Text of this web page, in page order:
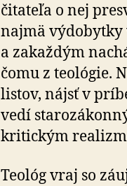
čitateľa o nej
najmä výdo­bytky
a za­kaž­dým
čomu z teo­lógie.
listov, nájsť v
vedí
kritickým
Teológ vraj so